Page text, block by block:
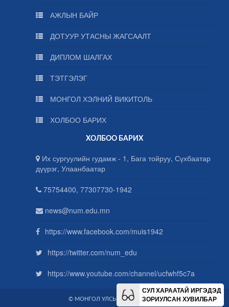
АЖЛЫН БАЙР
ДОТУУР УТАСНЫ ЖАГСААЛТ
ДИПЛОМ ШАЛГАХ
ТЭТГЭЛЭГ
МОНГОЛ ХЭЛНИЙ ВИКИТОЛЬ
ХОЛБОО БАРИХ
ХОЛБОО БАРИХ
Их сургуулийн гудамж - 1, Бага тойруу, Сүхбаатар
дүүрэг, Улаанбаатар
75754400, 77307730-1942
news@num.edu.mn
https://www.facebook.com/muis1942
https://twitter.com/num_edu
https://www.youtube.com/channel/ucfwhf5c7a
© МОНГОЛ УЛСЫН ИХ СУРГУУЛЬ
СУЛ ХАРААТАЙ ИРГЭДЭД
ЗОРИУЛСАН ХУВИЛБАР